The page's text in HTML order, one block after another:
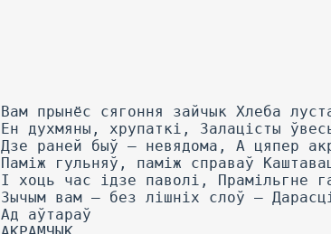
Вам прынёс сягоння зайчык Хлеба
Ен духмяны, хрупаткі, Залацісты
Дзе раней быў — невядома, А цяпер
Паміж гульняў, паміж справаў
I хоць час ідзе паволі, Прамільгне
Зычым вам — без лішніх слоў —
Ад аўтараў